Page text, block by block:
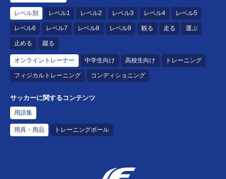
レベル別 レベル1 レベル2 レベル3 レベル4 レベル5
レベル6 レベル7 レベル8 レベル9 観る 走る 運ぶ
止める 蹴る
オンライントレーナー 中学生向け 高校生向け トレーニング
フィジカルトレーニング コンディショニング
サッカーに関するコンテンツ
用語集
用具・用品 トレーニングボール